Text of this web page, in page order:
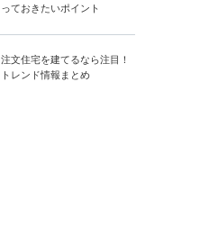
っておきたいポイント
注文住宅を建てるなら注目！
トレンド情報まとめ